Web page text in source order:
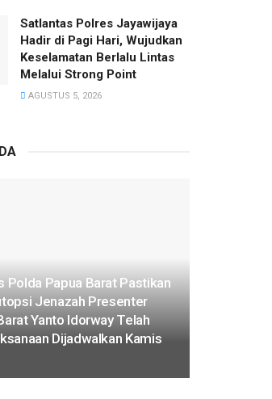
Satlantas Polres Jayawijaya
Hadir di Pagi Hari, Wujudkan
Keselamatan Berlalu Lintas
Melalui Strong Point
AGUSTUS 5, 2026
Polda Papua Barat Pastikan
Jenazah Presenter
Yanto Idorway Telah
Dijadwalkan Kamis